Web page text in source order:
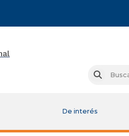
Buscar
De interés